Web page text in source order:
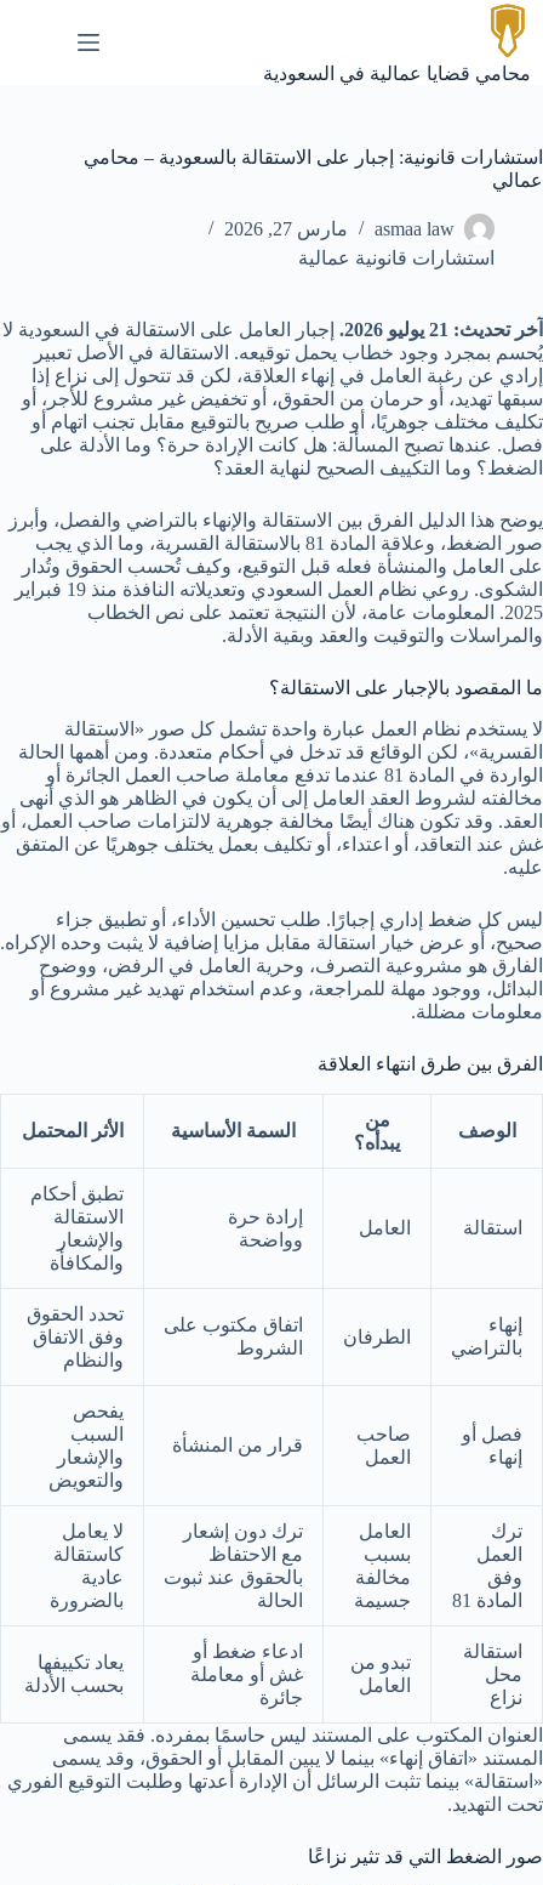
التجاوز
إلى
المحتوى
محامي قضايا عمالية في السعودية
استشارات قانونية: إجبار على الاستقالة بالسعودية – محامي
عمالي
asmaa law
مارس 27, 2026
استشارات قانونية عمالية
آخر تحديث: 21 يوليو 2026.
إجبار العامل على الاستقالة في السعودية لا
يُحسم بمجرد وجود خطاب يحمل توقيعه. الاستقالة في الأصل تعبير
إرادي عن رغبة العامل في إنهاء العلاقة، لكن قد تتحول إلى نزاع إذا
سبقها تهديد، أو حرمان من الحقوق، أو تخفيض غير مشروع للأجر، أو
تكليف مختلف جوهريًا، أو طلب صريح بالتوقيع مقابل تجنب اتهام أو
فصل. عندها تصبح المسألة: هل كانت الإرادة حرة؟ وما الأدلة على
الضغط؟ وما التكييف الصحيح لنهاية العقد؟
يوضح هذا الدليل الفرق بين الاستقالة والإنهاء بالتراضي والفصل، وأبرز
صور الضغط، وعلاقة المادة 81 بالاستقالة القسرية، وما الذي يجب
على العامل والمنشأة فعله قبل التوقيع، وكيف تُحسب الحقوق وتُدار
الشكوى. روعي نظام العمل السعودي وتعديلاته النافذة منذ 19 فبراير
2025. المعلومات عامة، لأن النتيجة تعتمد على نص الخطاب
والمراسلات والتوقيت والعقد وبقية الأدلة.
ما المقصود بالإجبار على الاستقالة؟
لا يستخدم نظام العمل عبارة واحدة تشمل كل صور «الاستقالة
القسرية»، لكن الوقائع قد تدخل في أحكام متعددة. ومن أهمها الحالة
الواردة في المادة 81 عندما تدفع معاملة صاحب العمل الجائرة أو
مخالفته لشروط العقد العامل إلى أن يكون في الظاهر هو الذي أنهى
العقد. وقد تكون هناك أيضًا مخالفة جوهرية لالتزامات صاحب العمل، أو
غش عند التعاقد، أو اعتداء، أو تكليف بعمل يختلف جوهريًا عن المتفق
عليه.
ليس كل ضغط إداري إجبارًا. طلب تحسين الأداء، أو تطبيق جزاء
صحيح، أو عرض خيار استقالة مقابل مزايا إضافية لا يثبت وحده الإكراه.
الفارق هو مشروعية التصرف، وحرية العامل في الرفض، ووضوح
البدائل، ووجود مهلة للمراجعة، وعدم استخدام تهديد غير مشروع أو
معلومات مضللة.
الفرق بين طرق انتهاء العلاقة
الوصف
من
يبدأه؟
السمة الأساسية الأثر المحتمل
استقالة العامل
إرادة حرة
وواضحة
تطبق أحكام
الاستقالة
والإشعار
والمكافأة
إنهاء
بالتراضي
الطرفان
اتفاق مكتوب على
الشروط
تحدد الحقوق
وفق الاتفاق
والنظام
فصل أو
إنهاء
صاحب
العمل
قرار من المنشأة
يفحص
السبب
والإشعار
والتعويض
ترك
العمل
وفق
المادة 81
العامل
بسبب
مخالفة
جسيمة
ترك دون إشعار
مع الاحتفاظ
بالحقوق عند ثبوت
الحالة
لا يعامل
كاستقالة
عادية
بالضرورة
استقالة
محل
نزاع
تبدو من
العامل
ادعاء ضغط أو
غش أو معاملة
جائرة
يعاد تكييفها
بحسب الأدلة
العنوان المكتوب على المستند ليس حاسمًا بمفرده. فقد يسمى
المستند «اتفاق إنهاء» بينما لا يبين المقابل أو الحقوق، وقد يسمى
«استقالة» بينما تثبت الرسائل أن الإدارة أعدتها وطلبت التوقيع الفوري
تحت التهديد.
صور الضغط التي قد تثير نزاعًا